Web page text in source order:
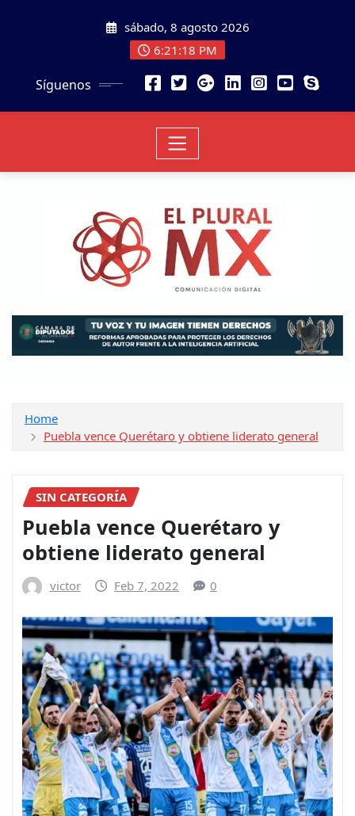
sábado, 8 agosto 2026
6:21:19 PM
Síguenos
Home
Puebla vence Querétaro y obtiene liderato general
SIN CATEGORÍA
Puebla vence Querétaro y
obtiene liderato general
victor Feb 7, 2022 0